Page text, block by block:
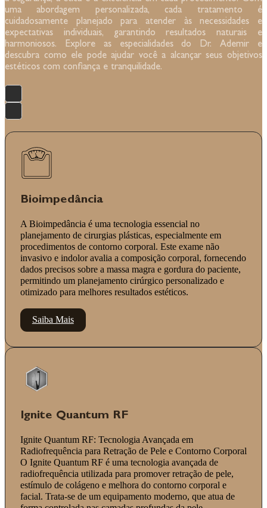
uma abordagem personalizada, cada tratamento é
cuidadosamente planejado para atender às necessidades e
expectativas individuais, garantindo resultados naturais e
harmoniosos. Explore as especialidades do Dr. Ademir e
descubra como ele pode ajudar você a alcançar seus objetivos
estéticos com confiança e tranquilidade.
Bioimpedância
A Bioimpedância é uma tecnologia essencial no
planejamento de cirurgias plásticas, especialmente em
procedimentos de contorno corporal. Este exame não
invasivo e indolor avalia a composição corporal, fornecendo
dados precisos sobre a massa magra e gordura do paciente,
permitindo um planejamento cirúrgico personalizado e
otimizado para melhores resultados estéticos.
Saiba Mais
Ignite Quantum RF
Ignite Quantum RF: Tecnologia Avançada em
Radiofrequência para Retração de Pele e Contorno Corporal
O Ignite Quantum RF é uma tecnologia avançada de
radiofrequência utilizada para promover retração de pele,
estímulo de colágeno e melhora do contorno corporal e
facial. Trata-se de um equipamento moderno, que atua de